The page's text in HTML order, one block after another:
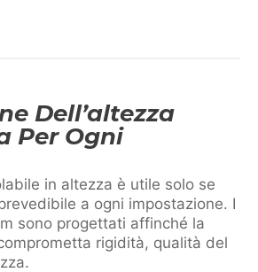
Dell’altezza
Per Ogni
in altezza è utile solo se
a ogni impostazione. I
sono progettati affinché la
rigidità, qualità del